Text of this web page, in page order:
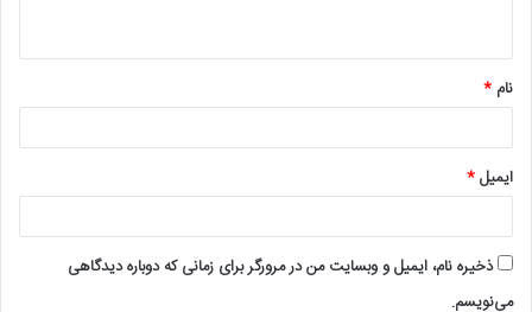
*
نام *
ایمیل*
ذخیره نام، ایمیل و وبسایت من در مرورگر برای زمانی که دوباره دیدگاهی
می‌نویسم.